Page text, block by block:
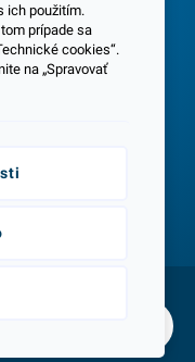
ich použitím.
prípade sa
cookies“.
na „Spravovať